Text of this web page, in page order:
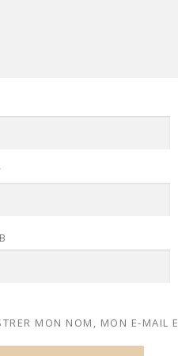
MON NOM, MON E-MAIL